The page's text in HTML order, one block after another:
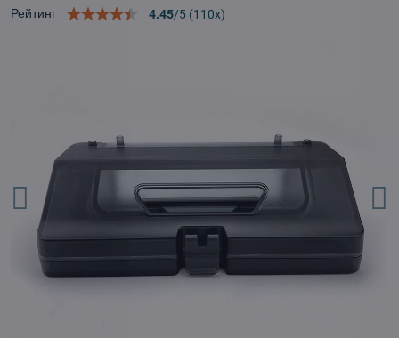
Рейтинг 4.45/5 (110x)